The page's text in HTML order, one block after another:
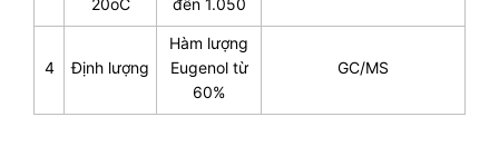
4 Định lượng
Hàm lượng
Eugenol từ
60%
GC/MS